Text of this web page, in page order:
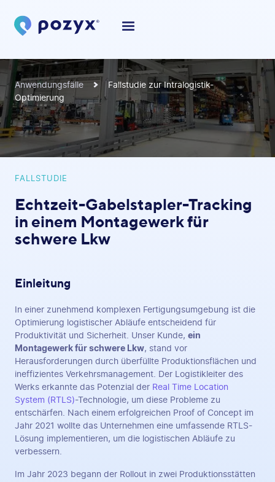
Anwendungsfälle
Fallstudie zur Intralogistik-
Optimierung
FALLSTUDIE
Echtzeit-Gabelstapler-Tracking
in einem Montagewerk für
schwere Lkw
Einleitung
In einer zunehmend komplexen Fertigungsumgebung ist die
Optimierung logistischer Abläufe entscheidend für
Produktivität und Sicherheit. Unser Kunde, ein
Montagewerk für schwere Lkw, stand vor
Herausforderungen durch überfüllte Produktionsflächen und
ineffizientes Verkehrsmanagement. Der Logistikleiter des
Werks erkannte das Potenzial der Real Time Location
System (RTLS)-Technologie, um diese Probleme zu
entschärfen. Nach einem erfolgreichen Proof of Concept im
Jahr 2021 wollte das Unternehmen eine umfassende RTLS-
Lösung implementieren, um die logistischen Abläufe zu
verbessern.
Im Jahr 2023 begann der Rollout in zwei Produktionsstätten